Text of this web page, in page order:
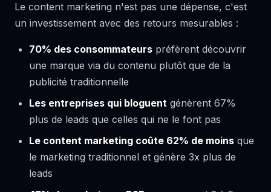
Le content marketing n'est pas une dépense, c'est
un investissement avec des retours mesurables :
70% des consommateurs préfèrent découvrir
une marque via du contenu plutôt que de la
publicité traditionnelle
Les entreprises qui bloguent génèrent 67%
plus de leads que celles qui ne le font pas
Le content marketing coûte 62% de moins que
le marketing traditionnel et génère 3x plus de
leads